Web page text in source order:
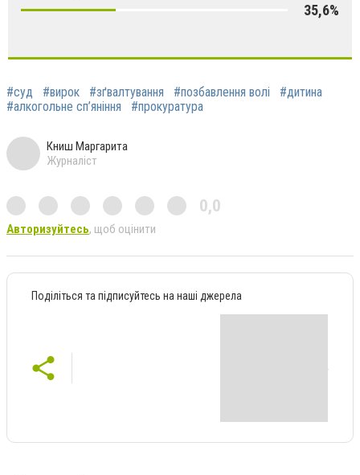
35,6%
#суд #вирок #зґвалтування #позбавлення волі
#дитина
#алкогольне сп’яніння
#прокуратура
Книш Маргарита
Журналіст
0,0
Авторизуйтесь, щоб оцінити
Поділіться та підписуйтесь на наші джерела